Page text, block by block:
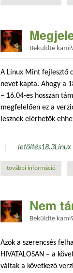
Beküldte
A Linux Mint fejlesztő
nevet kapta. Ahogy a
– 16.04-es hosszan
megfelelően ez a
lesznek elérhetők
letöltés18.3
további információ
Nem
Beküldte
Azok a szerencsés
HIVATALOSAN – a
váltak a következő